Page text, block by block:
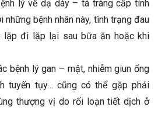
lý về dạ dày – tá tràng cấp tính
những bệnh nhân này, tình trạng đau
lặp đi lặp lại sau bữa ăn hoặc khi
bệnh lý gan – mật, nhiễm giun ống
tuyến tụy… cũng có thể gặp phải
thượng vị do rối loạn tiết dịch ở